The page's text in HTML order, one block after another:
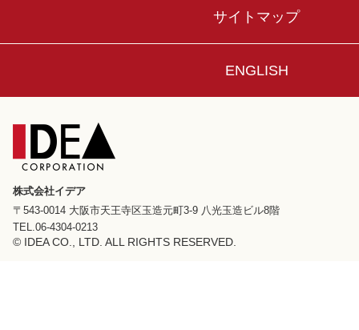
サイトマップ
ENGLISH
株式会社イデア
〒543-0014 大阪市天王寺区玉造元町3-9 八光玉造ビル8階
TEL.06-4304-0213
© IDEA CO., LTD. ALL RIGHTS RESERVED.